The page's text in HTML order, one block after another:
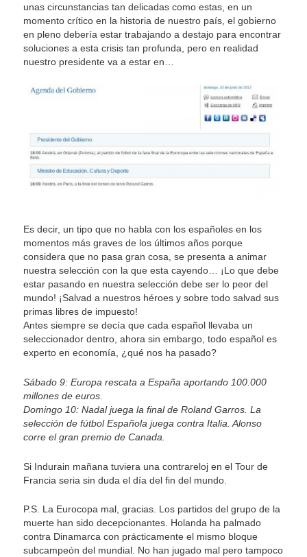
unas circunstancias tan delicadas como estas, en un
momento crítico en la historia de nuestro país, el gobierno
en pleno debería estar trabajando a destajo para encontrar
soluciones a esta crisis tan profunda, pero en realidad
nuestro presidente va a estar en…
Es decir, un tipo que no habla con los españoles en los
momentos más graves de los últimos años porque
considera que no pasa gran cosa, se presenta a animar
nuestra selección con la que esta cayendo… ¡Lo que debe
estar pasando en nuestra selección debe ser lo peor del
mundo! ¡Salvad a nuestros héroes y sobre todo salvad sus
primas libres de impuesto!
Antes siempre se decía que cada español llevaba un
seleccionador dentro, ahora sin embargo, todo español es
experto en economía, ¿qué nos ha pasado?
Sábado 9: Europa rescata a España aportando 100.000
millones de euros.
Domingo 10: Nadal juega la final de Roland Garros. La
selección de fútbol Española juega contra Italia. Alonso
corre el gran premio de Canada.
Si Indurain mañana tuviera una contrareloj en el Tour de
Francia seria sin duda el día del fin del mundo.
P.S. La Eurocopa mal, gracias. Los partidos del grupo de la
muerte han sido decepcionantes. Holanda ha palmado
contra Dinamarca con prácticamente el mismo bloque
subcampeón del mundial. No han jugado mal pero tampoco